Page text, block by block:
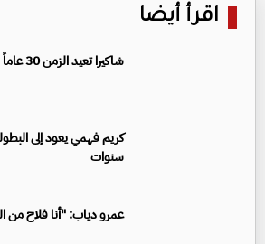
اقرأ أيضا
شاكيرا تعيد الزمن 30 عاماً بصورة حيّرت الجمهور
سنوات
عمرو دياب: "أنا فلاح من